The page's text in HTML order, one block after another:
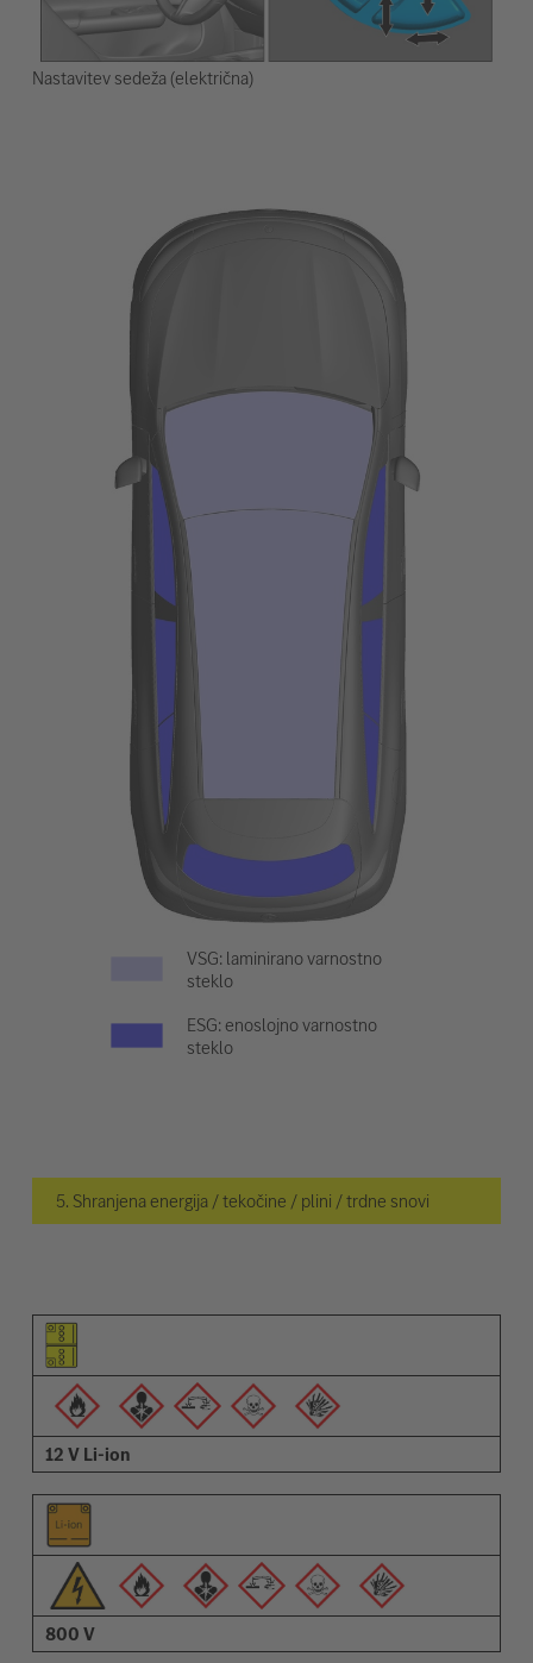
Nastavitev sedeža (električna)
VSG: laminirano varnostno
steklo
ESG: enoslojno varnostno
steklo
5. Shranjena energija / tekočine / plini / trdne snovi
Piktogram elementa
Piktogrami opozoril
Opis
12 V Li-ion
800 V